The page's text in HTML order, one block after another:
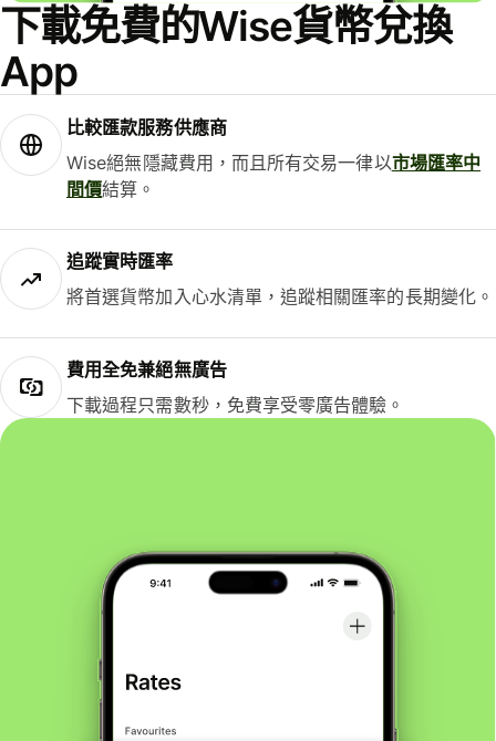
下載免費的Wise貨幣兌換
App
比較匯款服務供應商
Wise絕無隱藏費用，而且所有交易一律以市場匯率中
間價結算。
追蹤實時匯率
將首選貨幣加入心水清單，追蹤相關匯率的長期變化。
費用全免兼絕無廣告
下載過程只需數秒，免費享受零廣告體驗。